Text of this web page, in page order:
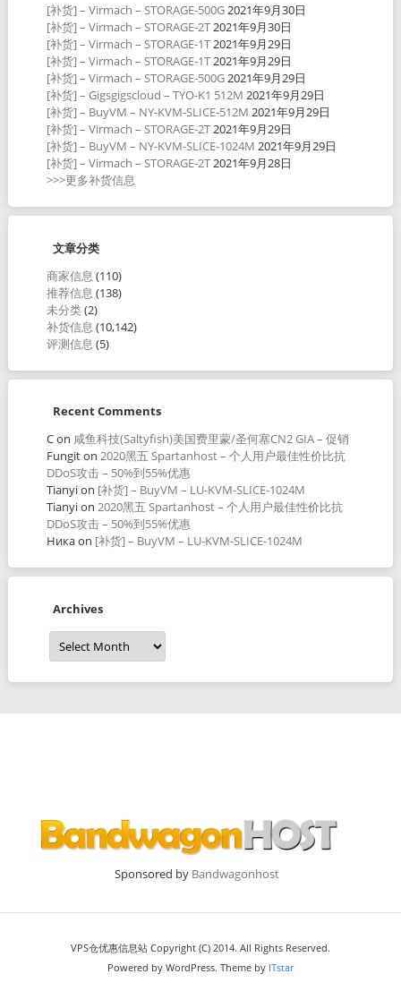
[补货] – Virmach – STORAGE-500G2021年9月30日
[补货] – Virmach – STORAGE-2T2021年9月30日
[补货] – Virmach – STORAGE-1T2021年9月29日
[补货] – Virmach – STORAGE-1T2021年9月29日
[补货] – Virmach – STORAGE-500G2021年9月29日
[补货] – Gigsgigscloud – TYO-K1 512M 2021年9月29日
[补货] – BuyVM – NY-KVM-SLICE-512M 2021年9月29日
[补货] – Virmach – STORAGE-2T2021年9月29日
[补货] – BuyVM – NY-KVM-SLICE-1024M 2021年9月29日
[补货] – Virmach – STORAGE-2T2021年9月28日
>>>更多补货信息
文章分类
商家信息 (110)
推荐信息 (138)
未分类(2)
补货信息 (10,142)
评测信息 (5)
Recent Comments
Con 咸鱼科技(Saltyfish)美国费里蒙/圣何塞CN2 GIA – 促销
Fungiton 2020黑五 Spartanhost – 个人用户最佳性价比抗
DDoS攻击 – 50%到55%优惠
Tianyion [补货] – BuyVM – LU-KVM-SLICE-1024M
Tianyion 2020黑五 Spartanhost – 个人用户最佳性价比抗
DDoS攻击 – 50%到55%优惠
Никаon [补货] – BuyVM – LU-KVM-SLICE-1024M
Archives
Archives
Sponsored by Bandwagonhost
VPS仓优惠信息站 Copyright (C) 2014. All Rights Reserved.
Powered by WordPress. Theme by ITstar